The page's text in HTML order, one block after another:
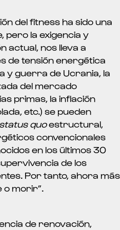
del fitness ha sido una
pero la exigencia y
actual, nos lleva a
de tensión energética
y guerra de Ucrania, la
del mercado
primas, la inflación
etc.) se pueden
status quoestructural,
convencionales
en los últimos 30
de los
Por tanto, ahora más
o morir”.
de renovación,